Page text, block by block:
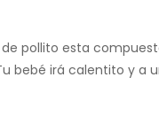
de pollito esta
bebé irá calentito y a